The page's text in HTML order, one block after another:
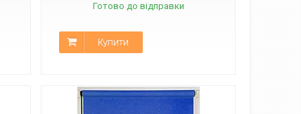
Готово до відправки
Купити